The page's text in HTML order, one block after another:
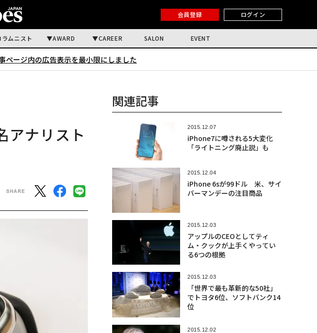
会員登録 ログイン
ラムニスト AWARD CAREER SALON EVENT
ページ内の広告表示を最小限にしました
ナリスト
関連記事
2015.12.07
iPhone7に噂される5大変化
「ライトニング廃止説」も
2015.12.04
iPhone 6sが99ドル 米、サイ
バーマンデーの注目商品
2015.12.03
アップルのCEOとしてティ
ム・クックが上手くやってい
る6つの根拠
2015.12.03
「世界で最も革新的な50社」
でトヨタ6位、ソフトバンク14
位
2015.12.02